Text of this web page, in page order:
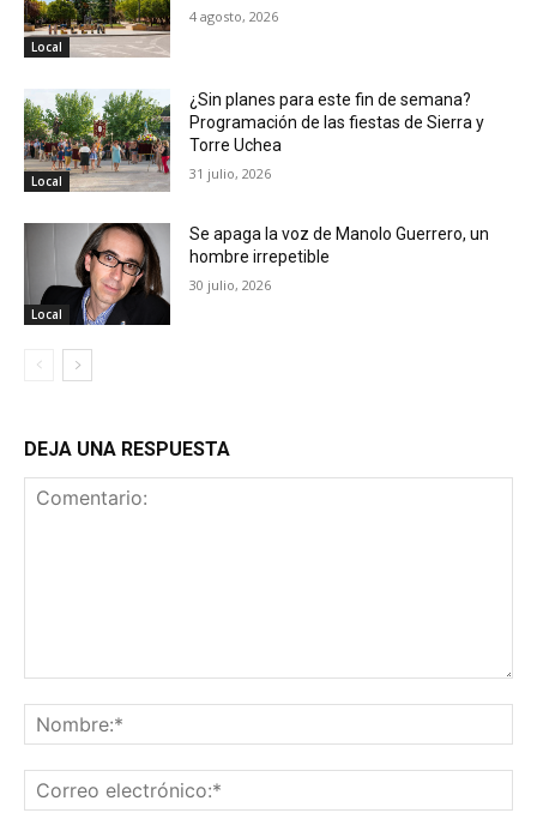
Local
4 agosto, 2026
Local
¿Sin planes para este fin de semana?
Programación de las fiestas de Sierra y
Torre Uchea
31 julio, 2026
Local
Se apaga la voz de Manolo Guerrero, un
hombre irrepetible
30 julio, 2026
DEJA UNA RESPUESTA